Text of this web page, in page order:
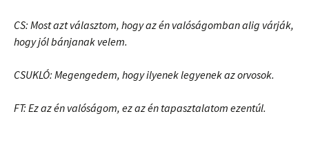
CS: Most azt választom, hogy az én valóságomban alig várják,
hogy jól bánjanak velem.
CSUKLÓ: Megengedem, hogy ilyenek legyenek az orvosok.
FT: Ez az én valóságom, ez az én tapasztalatom ezentúl.